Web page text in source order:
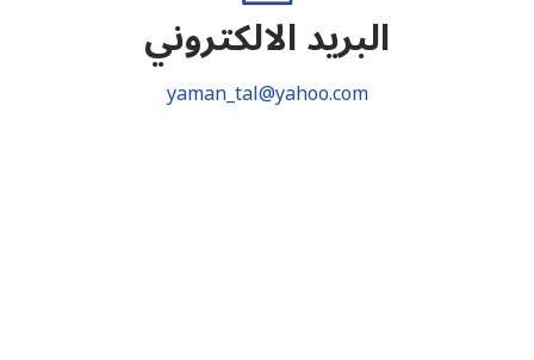
البريد الالكتروني
yaman_tal@yahoo.com